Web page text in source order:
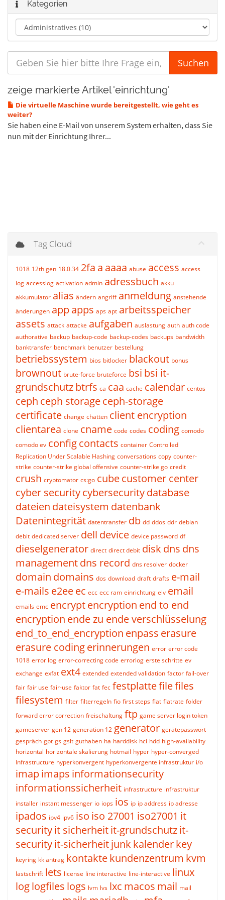
Kategorien
zeige markierte Artikel 'einrichtung'
Die virtuelle Maschine wurde bereitgestellt, wie geht es
weiter?
Sie haben eine E-Mail von unserem System erhalten, dass Sie
nun mit der Einrichtung Ihrer...
Tag Cloud
1018 12th gen 18.0.34 2fa a aaaa abuse access access
log accesslog activation admin adressbuch akku
akkumulator alias ändern angriff anmeldung anstehende
änderungen appapps aps apt arbeitsspeicher
assets attack attacke aufgaben auslastung auth auth code
authorative backup backup-code backup-codes backups bandwidth
banktransfer benchmark benutzer bestellung
betriebssystem bios bitlocker blackout bonus
brownout brute-force bruteforce bsi bsi it-
grundschutzbtrfs ca caa cache calendar centos
ceph ceph storageceph-storage
certificate change chatten client encryption
clientarea clone cname code codes coding comodo
comodo ev configcontacts container Controlled
Replication Under Scalable Hashing conversations copy counter-
strike counter-strike global offensive counter-strike go credit
crush cryptomator cs:go cubecustomer center
cyber securitycybersecuritydatabase
dateien dateisystem datenbank
Datenintegrität datentransfer db dd ddos ddr debian
debit dedicated server dell device device password df
dieselgenerator direct direct debit disk dns dns
managementdns record dns resolver docker
domain domains dos download draft drafts e-mail
e-mails e2eeec ecc ecc ram einrichtung elv email
emails emc encryptencryption end to end
encryption ende zu ende verschlüsselung
end_to_end_encryption enpass erasure
erasure codingerinnerungen error error code
1018 error log error-correcting code errorlog erste schritte ev
exchange exfat ext4 extended extended validation factor fail-over
fair fair use fair-use faktor fat fec festplattefilefiles
filesystem filter filterregeln fio first steps flat flatrate folder
forward error correction freischaltung ftp game server login token
gameserver gen 12 generation 12 generator gerätepasswort
gespräch gpt gs gslt guthaben ha harddisk hci hdd high-availability
horizontal horizontale skalierung hotmail hyper hyper-converged
Infrastructure hyperkonvergent hyperkonvergente infrastruktur i/o
imapimaps informationsecurity
informationssicherheit infrastructure infrastruktur
installer instant messenger io iops ios ip ip address ip adresse
ipados ipv4 ipv6 iso iso 27001 iso27001 it
securityit sicherheitit-grundschutzit-
securityit-sicherheitjunk kalenderkey
keyring kk antrag kontaktekundenzentrum kvm
lastschrift lets license line interactive line-interactive linux
loglogfiles logs lvm lvs lxc macos mail mail